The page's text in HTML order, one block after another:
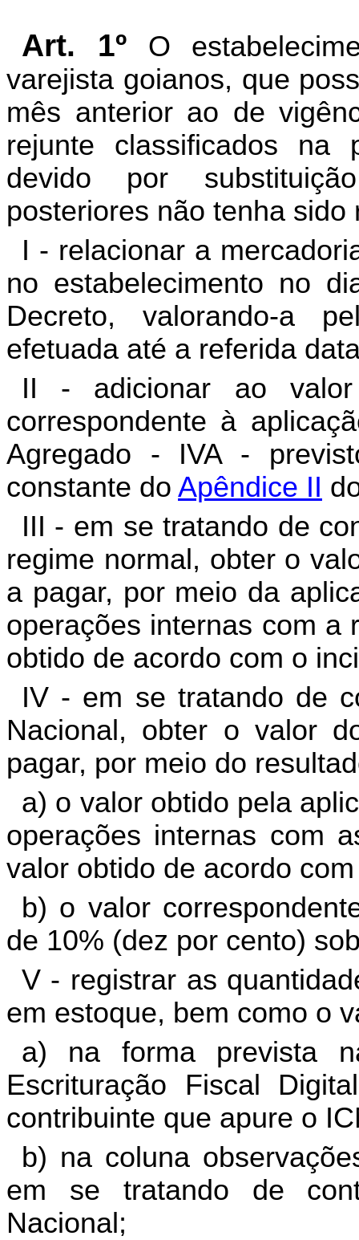
Art. 1ºO
varejista goianos, que
mês anterior ao de
rejunte classificados na
devido por
posteriores não tenha sido
I - relacionar a
no estabelecimento no
Decreto, valorando-a
efetuada até a referida
II - adicionar ao
correspondente à
Agregado - IVA -
constante do Apêndice II
III - em se tratando de
regime normal, obter o
a pagar, por meio da
operações internas com a
obtido de acordo com o
IV - em se tratando de
Nacional, obter o valor
pagar, por meio do
a) o valor obtido pela
operações internas com
valor obtido de acordo
b) o valor
de 10% (dez por cento)
V - registrar as
em estoque, bem como o
a) na forma prevista
Escrituração Fiscal
contribuinte que apure o
b) na coluna
em se tratando de
Nacional;